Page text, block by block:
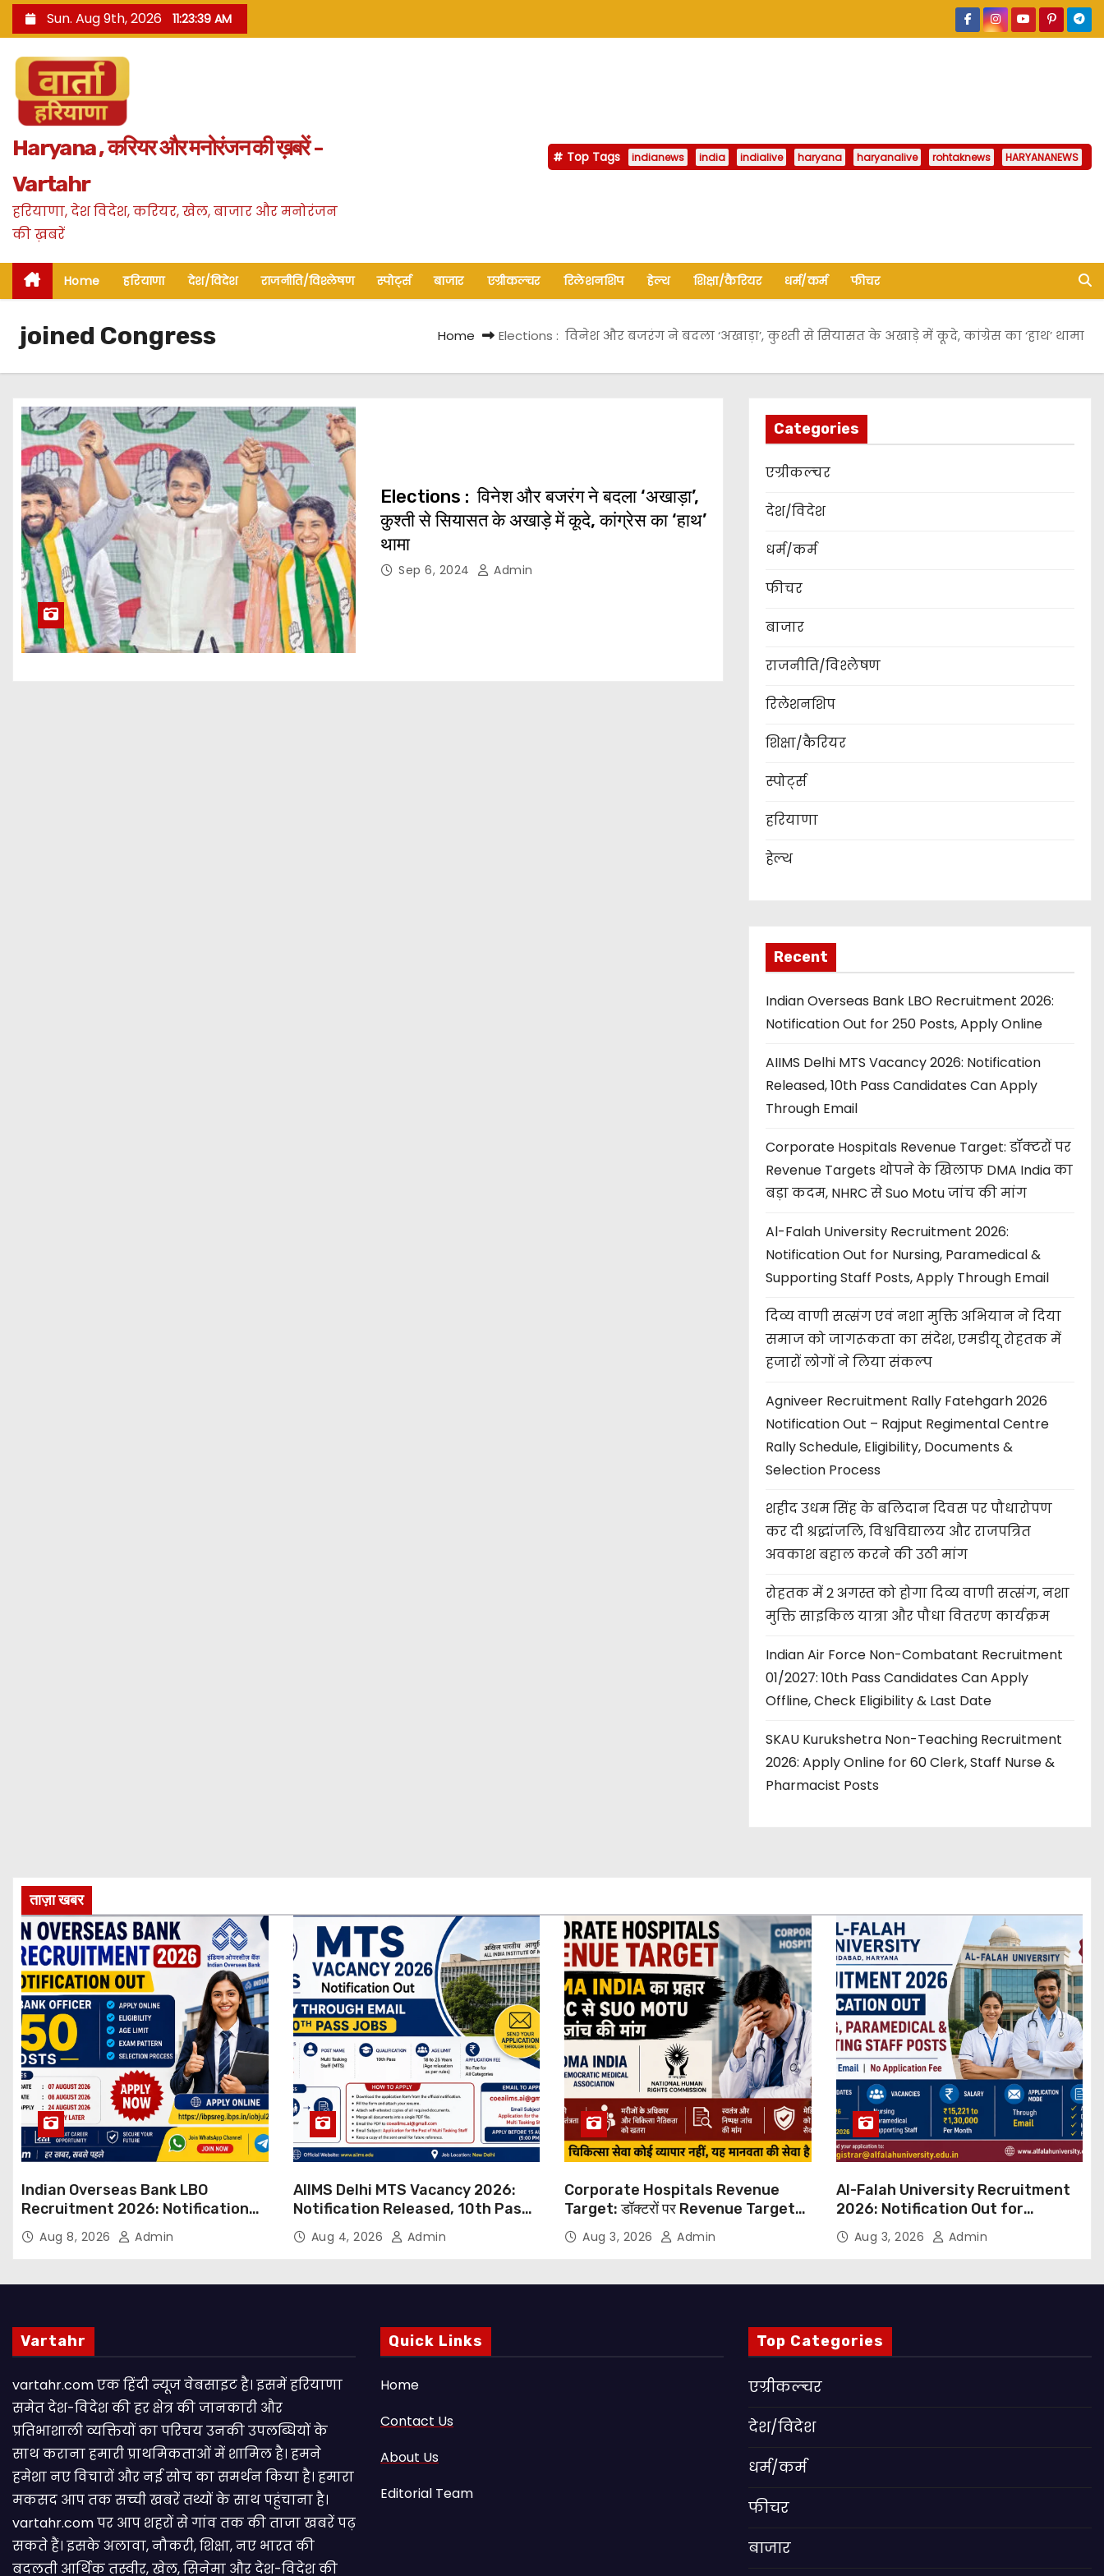
k
n
Sun. Aug 9th, 2026 11:23:40 AM
Haryana , करियर और मनोरंजन की ख़बरें -
Vartahr
हरियाणा, देश विदेश, करियर, खेल, बाजार और मनोरंजन
की ख़बरें
Top Tags indianews india indialive haryana haryanalive rohtaknews HARYANANEWS
Home हरियाणा देश/विदेश राजनीति/विश्लेषण स्पोर्ट्स बाजार एग्रीकल्चर रिलेशनशिप हेल्थ शिक्षा/कैरियर धर्म/कर्म फीचर
joined Congress Home Elections : विनेश और बजरंग ने बदला ‘अखाड़ा’, कुश्ती से सियासत के अखाड़े में कूदे, कांग्रेस का ‘हाथ’ थामा
Elections : विनेश और बजरंग ने बदला ‘अखाड़ा’,
कुश्ती से सियासत के अखाड़े में कूदे, कांग्रेस का ‘हाथ’
थामा
Sep 6, 2024 Admin
Categories
एग्रीकल्चर
देश/विदेश
धर्म/कर्म
फीचर
बाजार
राजनीति/विश्लेषण
रिलेशनशिप
शिक्षा/कैरियर
स्पोर्ट्स
हरियाणा
हेल्थ
Recent
Indian Overseas Bank LBO Recruitment 2026:
Notification Out for 250 Posts, Apply Online
AIIMS Delhi MTS Vacancy 2026: Notification
Released, 10th Pass Candidates Can Apply
Through Email
Corporate Hospitals Revenue Target: डॉक्टरों पर
Revenue Targets थोपने के खिलाफ DMA India का
बड़ा कदम, NHRC से Suo Motu जांच की मांग
Al-Falah University Recruitment 2026:
Notification Out for Nursing, Paramedical &
Supporting Staff Posts, Apply Through Email
दिव्य वाणी सत्संग एवं नशा मुक्ति अभियान ने दिया
समाज को जागरूकता का संदेश, एमडीयू रोहतक में
हजारों लोगों ने लिया संकल्प
Agniveer Recruitment Rally Fatehgarh 2026
Notification Out – Rajput Regimental Centre
Rally Schedule, Eligibility, Documents &
Selection Process
शहीद उधम सिंह के बलिदान दिवस पर पौधारोपण
कर दी श्रद्धांजलि, विश्वविद्यालय और राजपत्रित
अवकाश बहाल करने की उठी मांग
रोहतक में 2 अगस्त को होगा दिव्य वाणी सत्संग, नशा
मुक्ति साइकिल यात्रा और पौधा वितरण कार्यक्रम
Indian Air Force Non-Combatant Recruitment
01/2027: 10th Pass Candidates Can Apply
Offline, Check Eligibility & Last Date
SKAU Kurukshetra Non-Teaching Recruitment
2026: Apply Online for 60 Clerk, Staff Nurse &
Pharmacist Posts
ताज़ा खबर
Indian Overseas Bank LBO
Recruitment 2026: Notification
Out for 250 Posts, Apply Online
Aug 8, 2026 Admin
AIIMS Delhi MTS Vacancy 2026:
Notification Released, 10th Pass
Candidates Can Apply Through
Email
Aug 4, 2026 Admin
Corporate Hospitals Revenue
Target: डॉक्टरों पर Revenue Targets
थोपने के खिलाफ DMA India का बड़ा कदम,
NHRC से Suo Motu जांच की मांग
Aug 3, 2026 Admin
Al-Falah University Recruitment
2026: Notification Out for
Nursing, Paramedical &
Supporting Staff Posts, Apply
Aug 3, 2026 Admin
Vartahr
vartahr.com एक हिंदी न्यूज वेबसाइट है। इसमें हरियाणा
समेत देश-विदेश की हर क्षेत्र की जानकारी और
प्रतिभाशाली व्यक्तियों का परिचय उनकी उपलब्धियों के
साथ कराना हमारी प्राथमिकताओं में शामिल है। हमने
हमेशा नए विचारों और नई सोच का समर्थन किया है। हमारा
मकसद आप तक सच्ची खबरें तथ्यों के साथ पहुंचाना है।
vartahr.com पर आप शहरों से गांव तक की ताजा खबरें पढ़
सकते हैं। इसके अलावा, नौकरी, शिक्षा, नए भारत की
बदलती आर्थिक तस्वीर, खेल, सिनेमा और देश-विदेश की
Quick Links
Home
Contact Us
About Us
Editorial Team
Top Categories
एग्रीकल्चर
देश/विदेश
धर्म/कर्म
फीचर
बाजार